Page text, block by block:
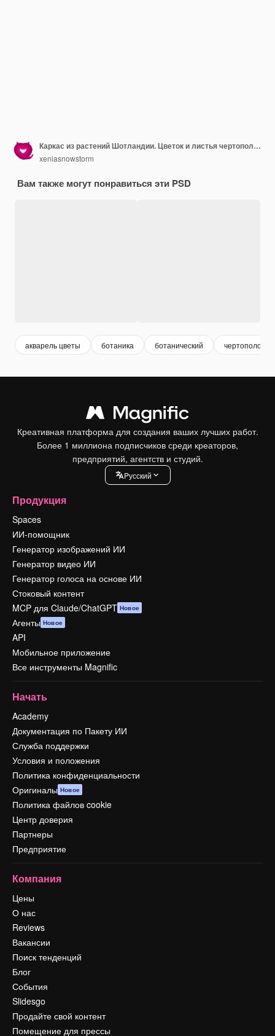
Каркас из растений Шотландии. Цветок и листья чертополоха. Ботаническая акварельная иллюстрация, рамка для приветствия и приглашения
xeniasnowstorm
Вам также могут понравиться эти PSD
акварель цветы ботаника ботанический чертополох
Креативная платформа для создания ваших лучших работ.
Более 1 миллиона подписчиков среди креаторов,
предприятий, агентств и студий.
Pусский
Продукция
Spaces
ИИ-помощник
Генератор изображений ИИ
Генератор видео ИИ
Генератор голоса на основе ИИ
Стоковый контент
MCP для Claude/ChatGPT Новое
Агенты Новое
API
Мобильное приложение
Все инструменты Magnific
Начать
Academy
Документация по Пакету ИИ
Служба поддержки
Условия и положения
Политика конфиденциальности
Оригиналы Новое
Политика файлов cookie
Центр доверия
Партнеры
Предприятие
Компания
Цены
О нас
Reviews
Вакансии
Поиск тенденций
Блог
События
Slidesgo
Продайте свой контент
Помещение для прессы